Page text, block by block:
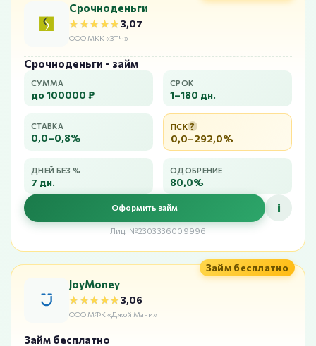
Срочноденьги
★★★★★
★★★★★3,07
ООО МКК «ЗТЧ»
Срочноденьги - займ
СУММА
до 100000 ₽
СРОК
1–180 дн.
СТАВКА
0,0–0,8%
ПСК ?
0,0–292,0%
ДНЕЙ БЕЗ %
7 дн.
ОДОБРЕНИЕ
80,0%
Оформить займ i
Лиц. №2303336009996
Займ бесплатно
JoyMoney
★★★★★
★★★★★3,06
ООО МФК «Джой Мани»
Займ бесплатно